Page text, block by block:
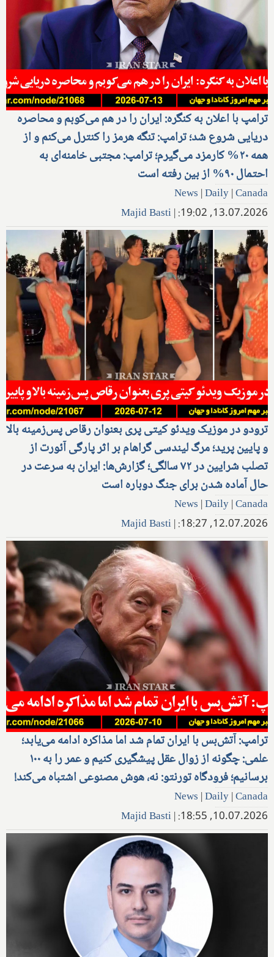
ترامپ با اعلان به کنگره: ایران را در هم می‌کوبم و محاصره
دریایی شروع شد؛ ترامپ: تنگه هرمز را کنترل می‌کنم و از
همه ۲۰% کارمزد می‌گیرم؛ ترامپ: مجتبی خامنه‌ای به
احتمال ۹۰% از بین رفته است
News |Daily|Canada
13.07.2026, 19:02:
|
Majid Basti
ترودو در موزیک ویدئو کیتی پری بعنوان رقاص پس‌زمینه بالا
و پایین پرید؛ مرگ لیندسی گراهام بر اثر پارگی آئورت از
تصلب شرایین در ۷۲ سالگی؛ گزارش‌ها: ایران به سرعت در
حال آماده شدن برای جنگ دوباره است
News |Daily|Canada
12.07.2026, 18:27:
|
Majid Basti
ترامپ: آتش‌بس با ایران تمام شد اما مذاکره ادامه می‌یابد؛
علمی: چگونه از زوال عقل پیشگیری کنیم و عمر را به ۱۰۰
برسانیم؛ فرودگاه تورنتو: نه، هوش مصنوعی اشتباه می‌کند!
News |Daily|Canada
10.07.2026, 18:55:
|
Majid Basti